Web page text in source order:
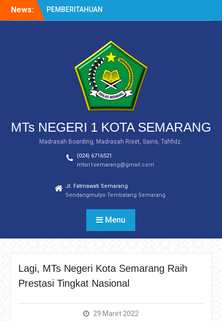
News:
PEMBERITAHUAN
(INFORMASI SERAGAM)
Semarang Raih Tiga
Medali dalam Salatiga
Open III Taekwondo
Championship 2024
MTs Negeri 1 Kota
Semarang Raih Medali
Emas dalam Ajang WICE
2024 Tingkat Internasional
MTs NEGERI 1 KOTA SEMARANG
Madrasah Boarding, Madrasah Riset, Sains, Tahfidz.
(024) 6716521
mtsn1semarang@gmail.com
Jl. Fatmawati Semarang
Sendangmulyo Tembalang Semarang
Menu
Lagi, MTs Negeri Kota Semarang Raih
Prestasi Tingkat Nasional
29 Maret 2022